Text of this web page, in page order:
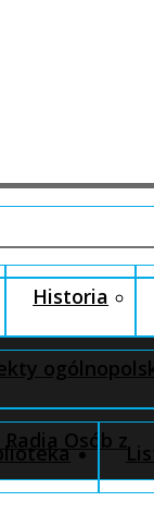
Historia
Radia Osób z